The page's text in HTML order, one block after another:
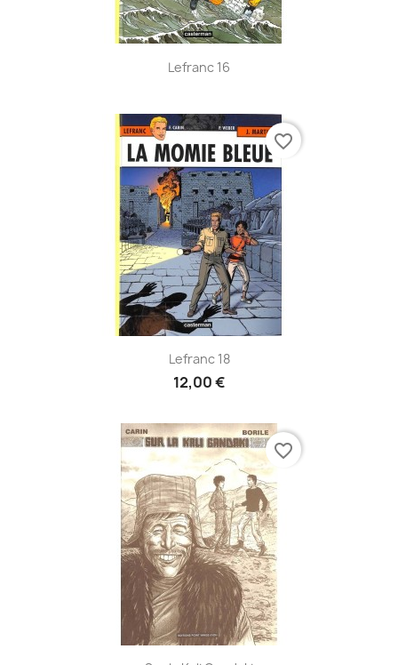
Lefranc 16
Lefranc 18
12,00 €
favorite_border
favorite_border